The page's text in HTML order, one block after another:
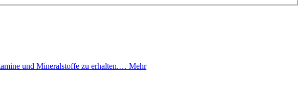
und Mineralstoffe zu erhalten.… Mehr